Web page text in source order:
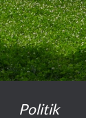
Politik